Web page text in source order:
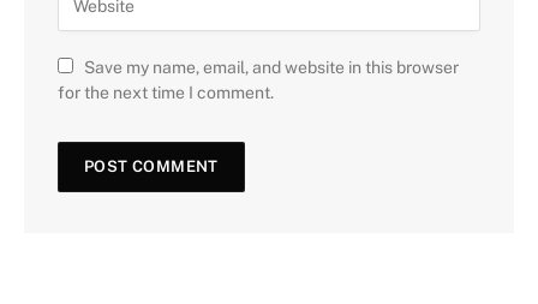
Save my name, email, and website in this browser
for the next time I comment.